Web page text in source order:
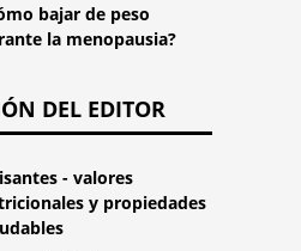
bajar de peso
la menopausia?
DEL EDITOR
- valores
y propiedades